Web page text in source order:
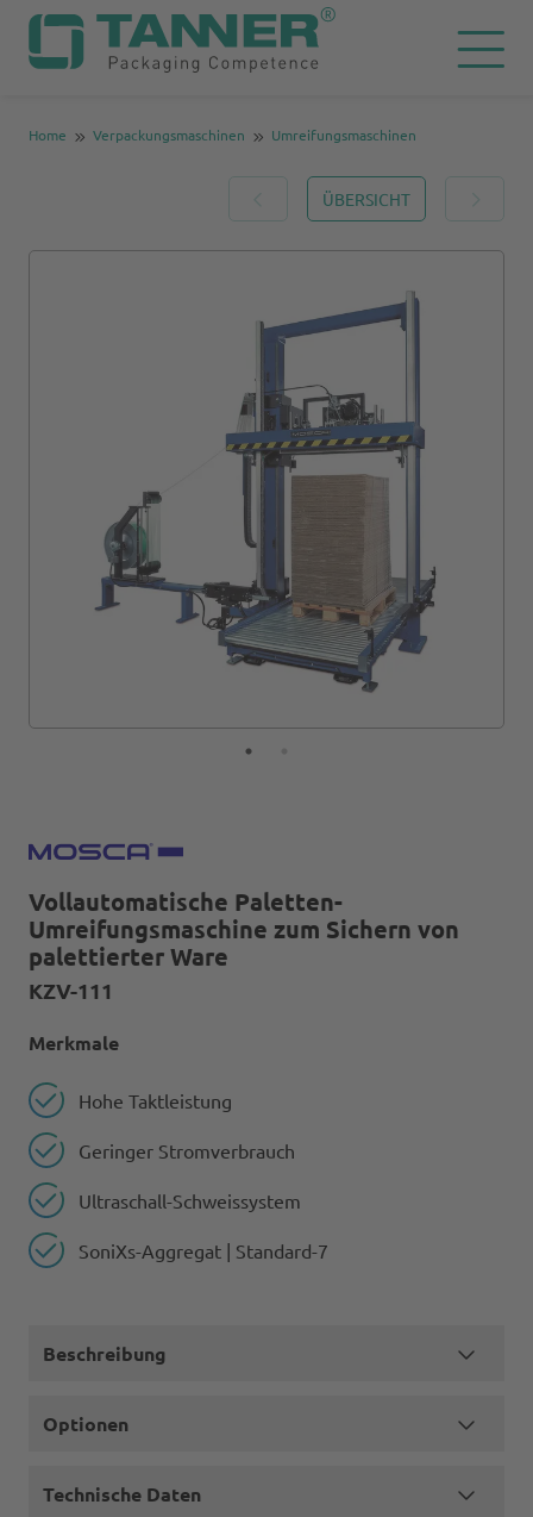
Home Verpackungsmaschinen Umreifungsmaschinen
ÜBERSICHT
Vollautomatische Paletten-
Umreifungsmaschine zum Sichern von
palettierter Ware
KZV-111
Merkmale
Hohe Taktleistung
Geringer Stromverbrauch​
Ultraschall-Schweissystem
SoniXs-Aggregat | Standard-7
Beschreibung
Optionen
Technische Daten